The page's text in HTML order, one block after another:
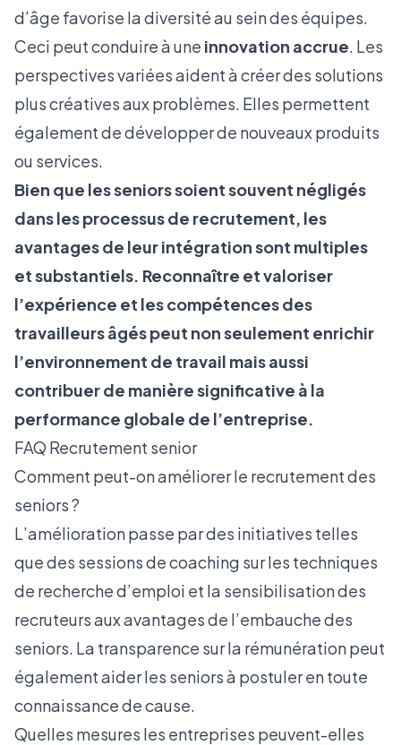
d’âge favorise la diversité au sein des équipes.
Ceci peut conduire à une innovation accrue. Les
perspectives variées aident à créer des solutions
plus créatives aux problèmes. Elles permettent
également de développer de nouveaux produits
ou services.
Bien que les seniors soient souvent négligés
dans les processus de recrutement, les
avantages de leur intégration sont multiples
et substantiels. Reconnaître et valoriser
l’expérience et les compétences des
travailleurs âgés peut non seulement enrichir
l’environnement de travail mais aussi
contribuer de manière significative à la
performance globale de l’entreprise.
FAQ Recrutement senior
Comment peut-on améliorer le recrutement des
seniors ?
L’amélioration passe par des initiatives telles
que des sessions de coaching sur les techniques
de recherche d’emploi et la sensibilisation des
recruteurs aux avantages de l’embauche des
seniors. La transparence sur la rémunération peut
également aider les seniors à postuler en toute
connaissance de cause.
Quelles mesures les entreprises peuvent-elles